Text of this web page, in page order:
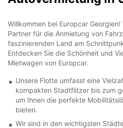
Willkommen bei Europcar
Partner für die Anmietung von
faszinierenden Land am
Entdecken Sie die Schönheit und
Mietwagen von Europcar.
Unsere Flotte umfasst eine
kompakten Stadtflitzer bis zum
um Ihnen die perfekte
bieten.
Wir sind in den wichtigsten